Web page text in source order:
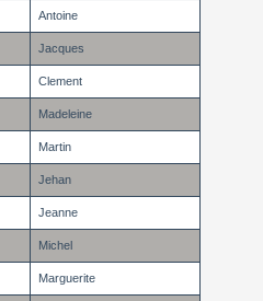
Antoine
Jacques
Clement
Madeleine
Martin
Jehan
Jeanne
Michel
Marguerite